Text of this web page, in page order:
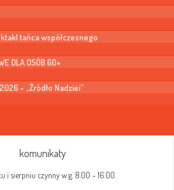
tańca współczesnego
DLA OSÓB 60+
– „Źródło Nadziei”
komunikaty
i sierpniu czynny w g. 8.00 – 16.00.